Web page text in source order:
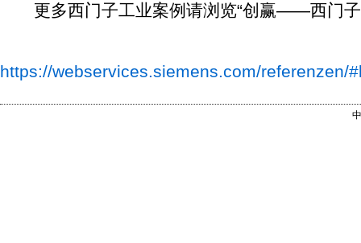
更多西门子工业案例请浏览“创赢——西门子
https://webservices.siemens.com/referenzen/